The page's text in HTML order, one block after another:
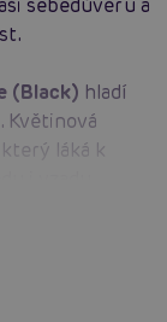
sebedůvěru a
(Black) hladí
Květinová
láká k
která
barva vše